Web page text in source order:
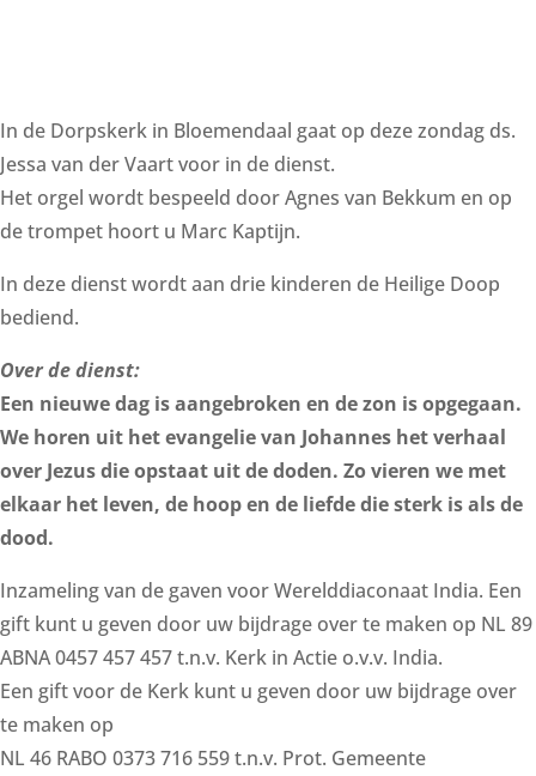
In de Dorpskerk in Bloemendaal gaat op deze zondag ds.
Jessa van der Vaart voor in de dienst.
Het orgel wordt bespeeld door Agnes van Bekkum en op
de trompet hoort u Marc Kaptijn.
In deze dienst wordt aan drie kinderen de Heilige Doop
bediend.
Over de dienst:
Een nieuwe dag is aangebroken en de zon is opgegaan.
We horen uit het evangelie van Johannes het verhaal
over Jezus die opstaat uit de doden. Zo vieren we met
elkaar het leven, de hoop en de liefde die sterk is als de
dood.
Inzameling van de gaven voor Werelddiaconaat India. Een
gift kunt u geven door uw bijdrage over te maken op NL 89
ABNA 0457 457 457 t.n.v. Kerk in Actie o.v.v. India.
Een gift voor de Kerk kunt u geven door uw bijdrage over
te maken op
NL 46 RABO 0373 716 559 t.n.v. Prot. Gemeente